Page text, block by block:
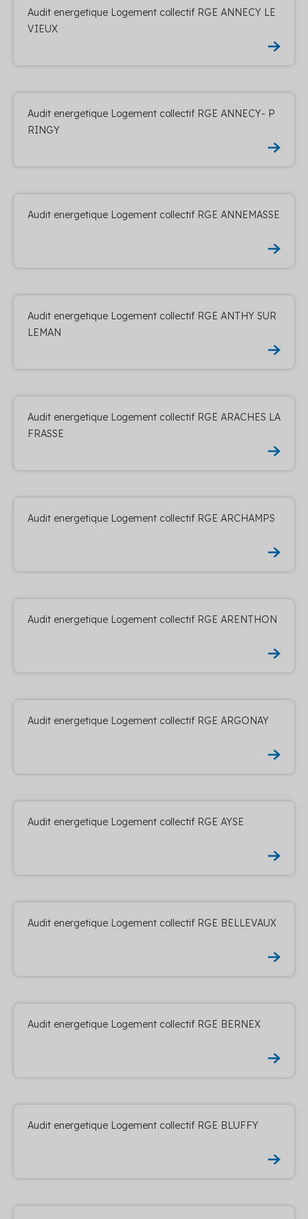
Audit energetique Logement collectif RGE ANNECY LE
VIEUX
Audit energetique Logement collectif RGE ANNECY- P
RINGY
Audit energetique Logement collectif RGE ANNEMASSE
Audit energetique Logement collectif RGE ANTHY SUR
LEMAN
Audit energetique Logement collectif RGE ARACHES LA
FRASSE
Audit energetique Logement collectif RGE ARCHAMPS
Audit energetique Logement collectif RGE ARENTHON
Audit energetique Logement collectif RGE ARGONAY
Audit energetique Logement collectif RGE AYSE
Audit energetique Logement collectif RGE BELLEVAUX
Audit energetique Logement collectif RGE BERNEX
Audit energetique Logement collectif RGE BLUFFY